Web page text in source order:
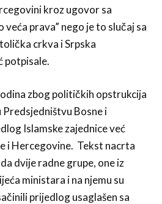
kroz ugovor sa
prava” nego je to slučaj sa
crkva i Srpska
potpisale.
zbog političkih opstrukcija
Bosne i
Islamske zajednice već
i Hercegovine. Tekst nacrta
dvije radne grupe, one iz
ministara i na njemu su
prijedlog usaglašen sa